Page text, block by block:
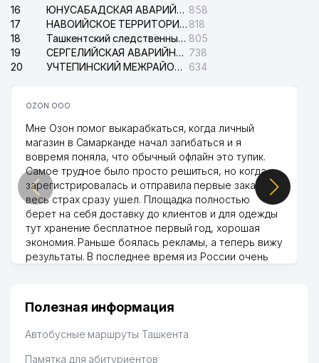
16
ЮНУСАБАДСКАЯ АВАРИЙНАЯ СЛУЖБА ЭЛЕКТРОСЕТИ 858
17
НАВОИЙСКОЕ ТЕРРИТОРИАЛЬНОЕ ПРЕДПРИЯТИЕ ЭЛЕКТРОСЕТИ АО 818
18
Ташкентский следственный изолятор 805
19
СЕРГЕЛИЙСКАЯ АВАРИЙНАЯ СЛУЖБА ЭЛЕКТРОСЕТИ 738
20
УЧТЕПИНСКИЙ МЕЖРАЙОННЫЙ СУД ПО ГРАЖДАНСКИМ ДЕЛАМ 634
OZON ООО
Мне Озон помог выкарабкаться, когда личный
магазин в Самарканде начал загибаться и я
вовремя поняла, что обычный офлайн это тупик.
Самое трудное было просто решиться, но когда
зарегистрировалась и отправила первые заказы,
весь страх сразу ушел. Площадка полностью
берет на себя доставку до клиентов и для одежды
тут хранение бесплатное первый год, хорошая
экономия. Раньше боялась рекламы, а теперь вижу
результаты. В последнее время из России очень
Hamida 03.08.2026 12:45:39
Полезная информация
Автобусные маршруты Ташкента
Памятка для абитуриентов